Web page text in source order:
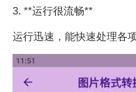
3. **运行很流畅**
运行迅速，能快速处理各